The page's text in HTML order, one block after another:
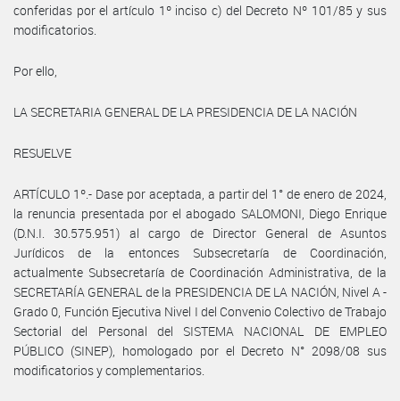
conferidas por el artículo 1º inciso c) del Decreto Nº 101/85 y sus
modificatorios.
Por ello,
LA SECRETARIA GENERAL DE LA PRESIDENCIA DE LA NACIÓN
RESUELVE
ARTÍCULO 1º.- Dase por aceptada, a partir del 1° de enero de 2024,
la renuncia presentada por el abogado SALOMONI, Diego Enrique
(D.N.I. 30.575.951) al cargo de Director General de Asuntos
Jurídicos de la entonces Subsecretaría de Coordinación,
actualmente Subsecretaría de Coordinación Administrativa, de la
SECRETARÍA GENERAL de la PRESIDENCIA DE LA NACIÓN, Nivel A -
Grado 0, Función Ejecutiva Nivel I del Convenio Colectivo de Trabajo
Sectorial del Personal del SISTEMA NACIONAL DE EMPLEO
PÚBLICO (SINEP), homologado por el Decreto N° 2098/08 sus
modificatorios y complementarios.